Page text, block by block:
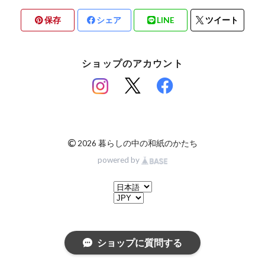
保存 シェア LINE ツイート
ショップのアカウント
© 2026 暮らしの中の和紙のかたち
powered by
ショップに質問する